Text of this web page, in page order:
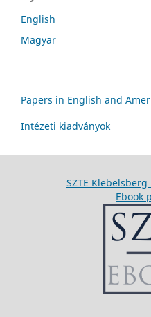
English
Magyar
Papers in English and
Intézeti kiadványok
SZTE
Ebook